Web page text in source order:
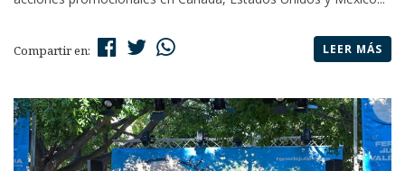
Compartir en: LEER MÁS